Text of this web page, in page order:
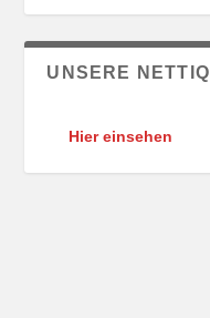
UNSERE
Hier einsehen